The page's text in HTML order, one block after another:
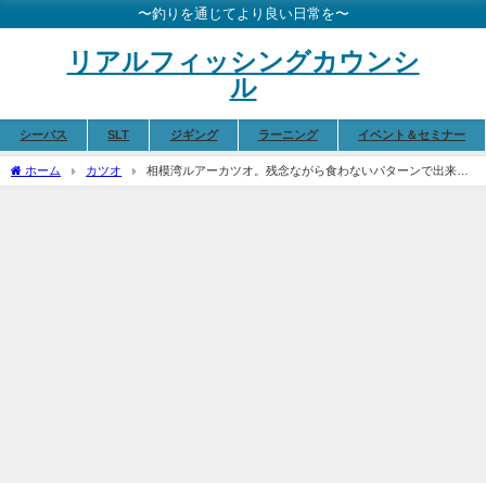
〜釣りを通じてより良い日常を〜
リアルフィッシングカウンシ
ル
シーバス SLT ジギング ラーニング イベント＆セミナー
ホーム カツオ
相模湾ルアーカツオ。残念ながら食わないパターンで出来る
こと。